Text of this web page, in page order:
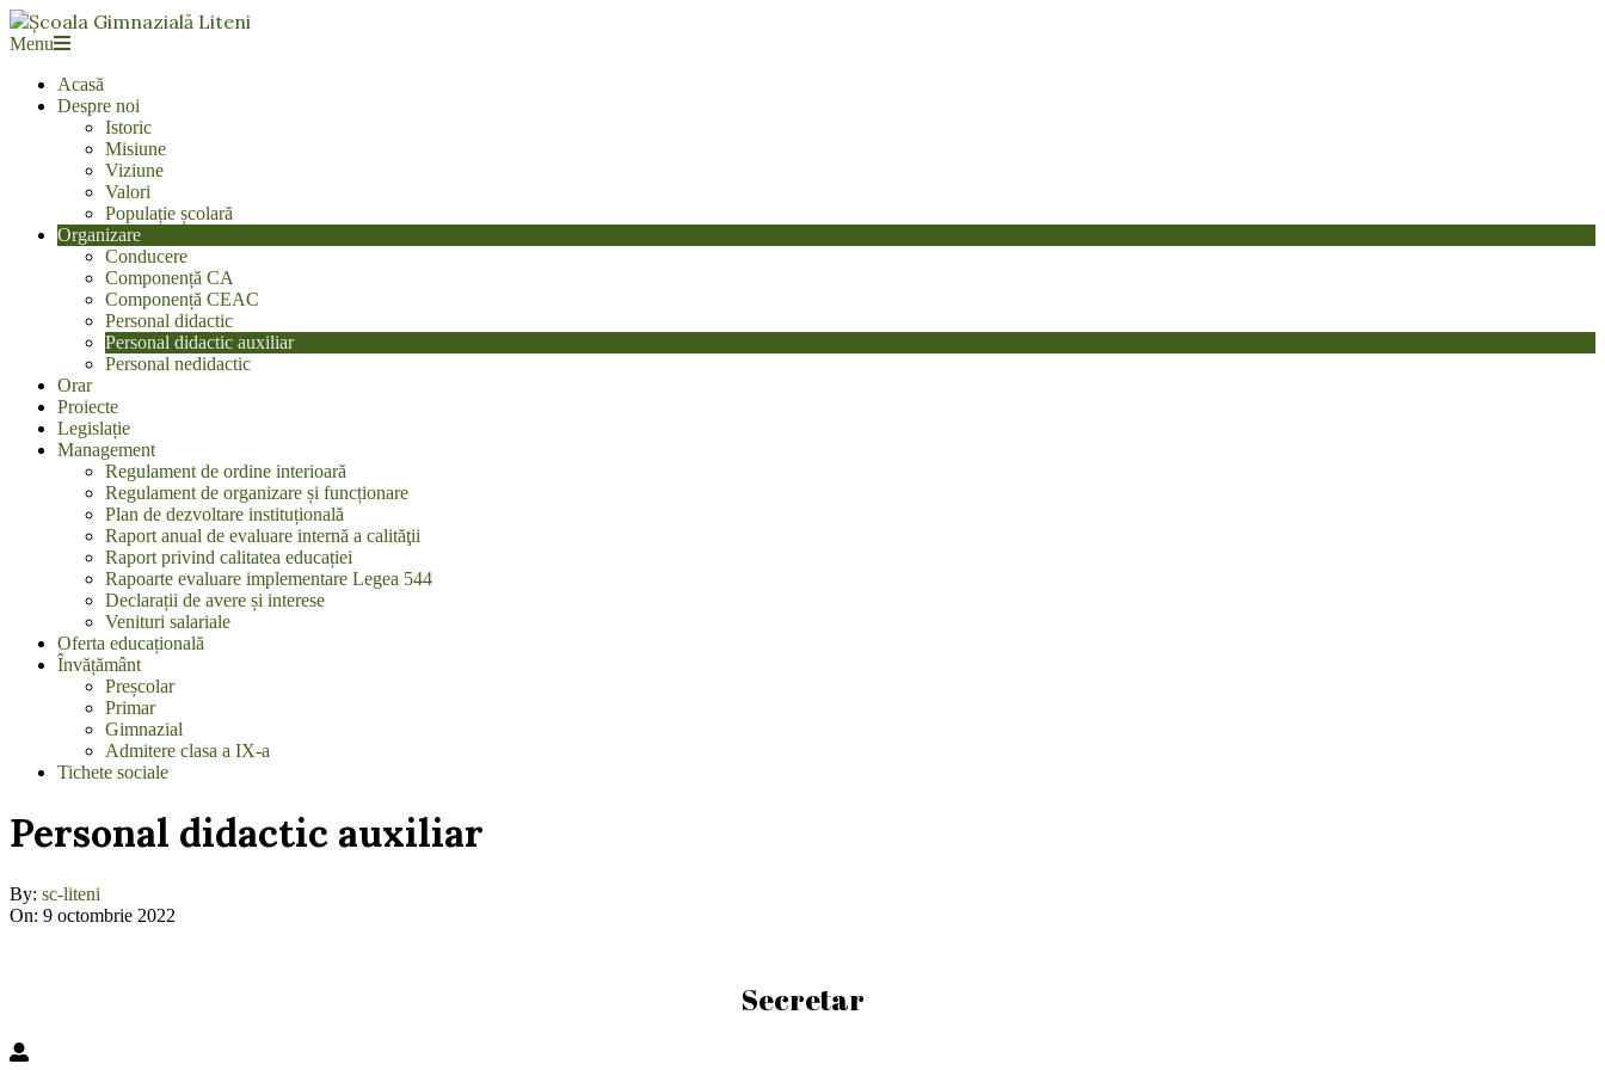
Skip
to
Școala
Liteni
Primary
Menu
Menu
Acasă
Despre noi
Istoric
Misiune
Viziune
Valori
Populație școlară
Organizare
Conducere
Componență CA
Componență CEAC
Personal didactic
Personal didactic auxiliar
Personal nedidactic
Orar
Proiecte
Legislație
Management
Regulament de ordine interioară
Regulament de organizare și funcționare
Plan de dezvoltare instituțională
Raport anual de evaluare internă a calităţii
Raport privind calitatea educației
Rapoarte evaluare implementare Legea 544
Declarații de avere și interese
Venituri salariale
Oferta educațională
Învățământ
Preșcolar
Primar
Gimnazial
Admitere clasa a IX-a
Tichete sociale
Personal didactic auxiliar
By: sc-liteni
On: 9 octombrie 2022
Secretar